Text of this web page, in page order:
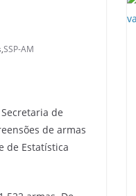
,SSP-AM
de
de armas
de Estatística